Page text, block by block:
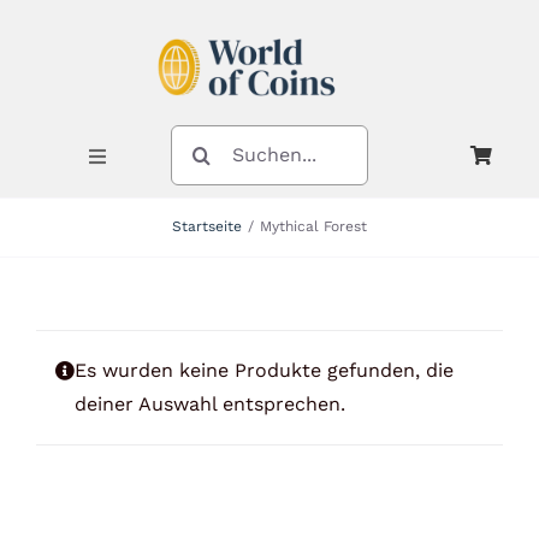
Toggle
Navigation
SUCHE
NACH:
Startseite Mythical Forest
Es wurden keine Produkte gefunden, die
deiner Auswahl entsprechen.